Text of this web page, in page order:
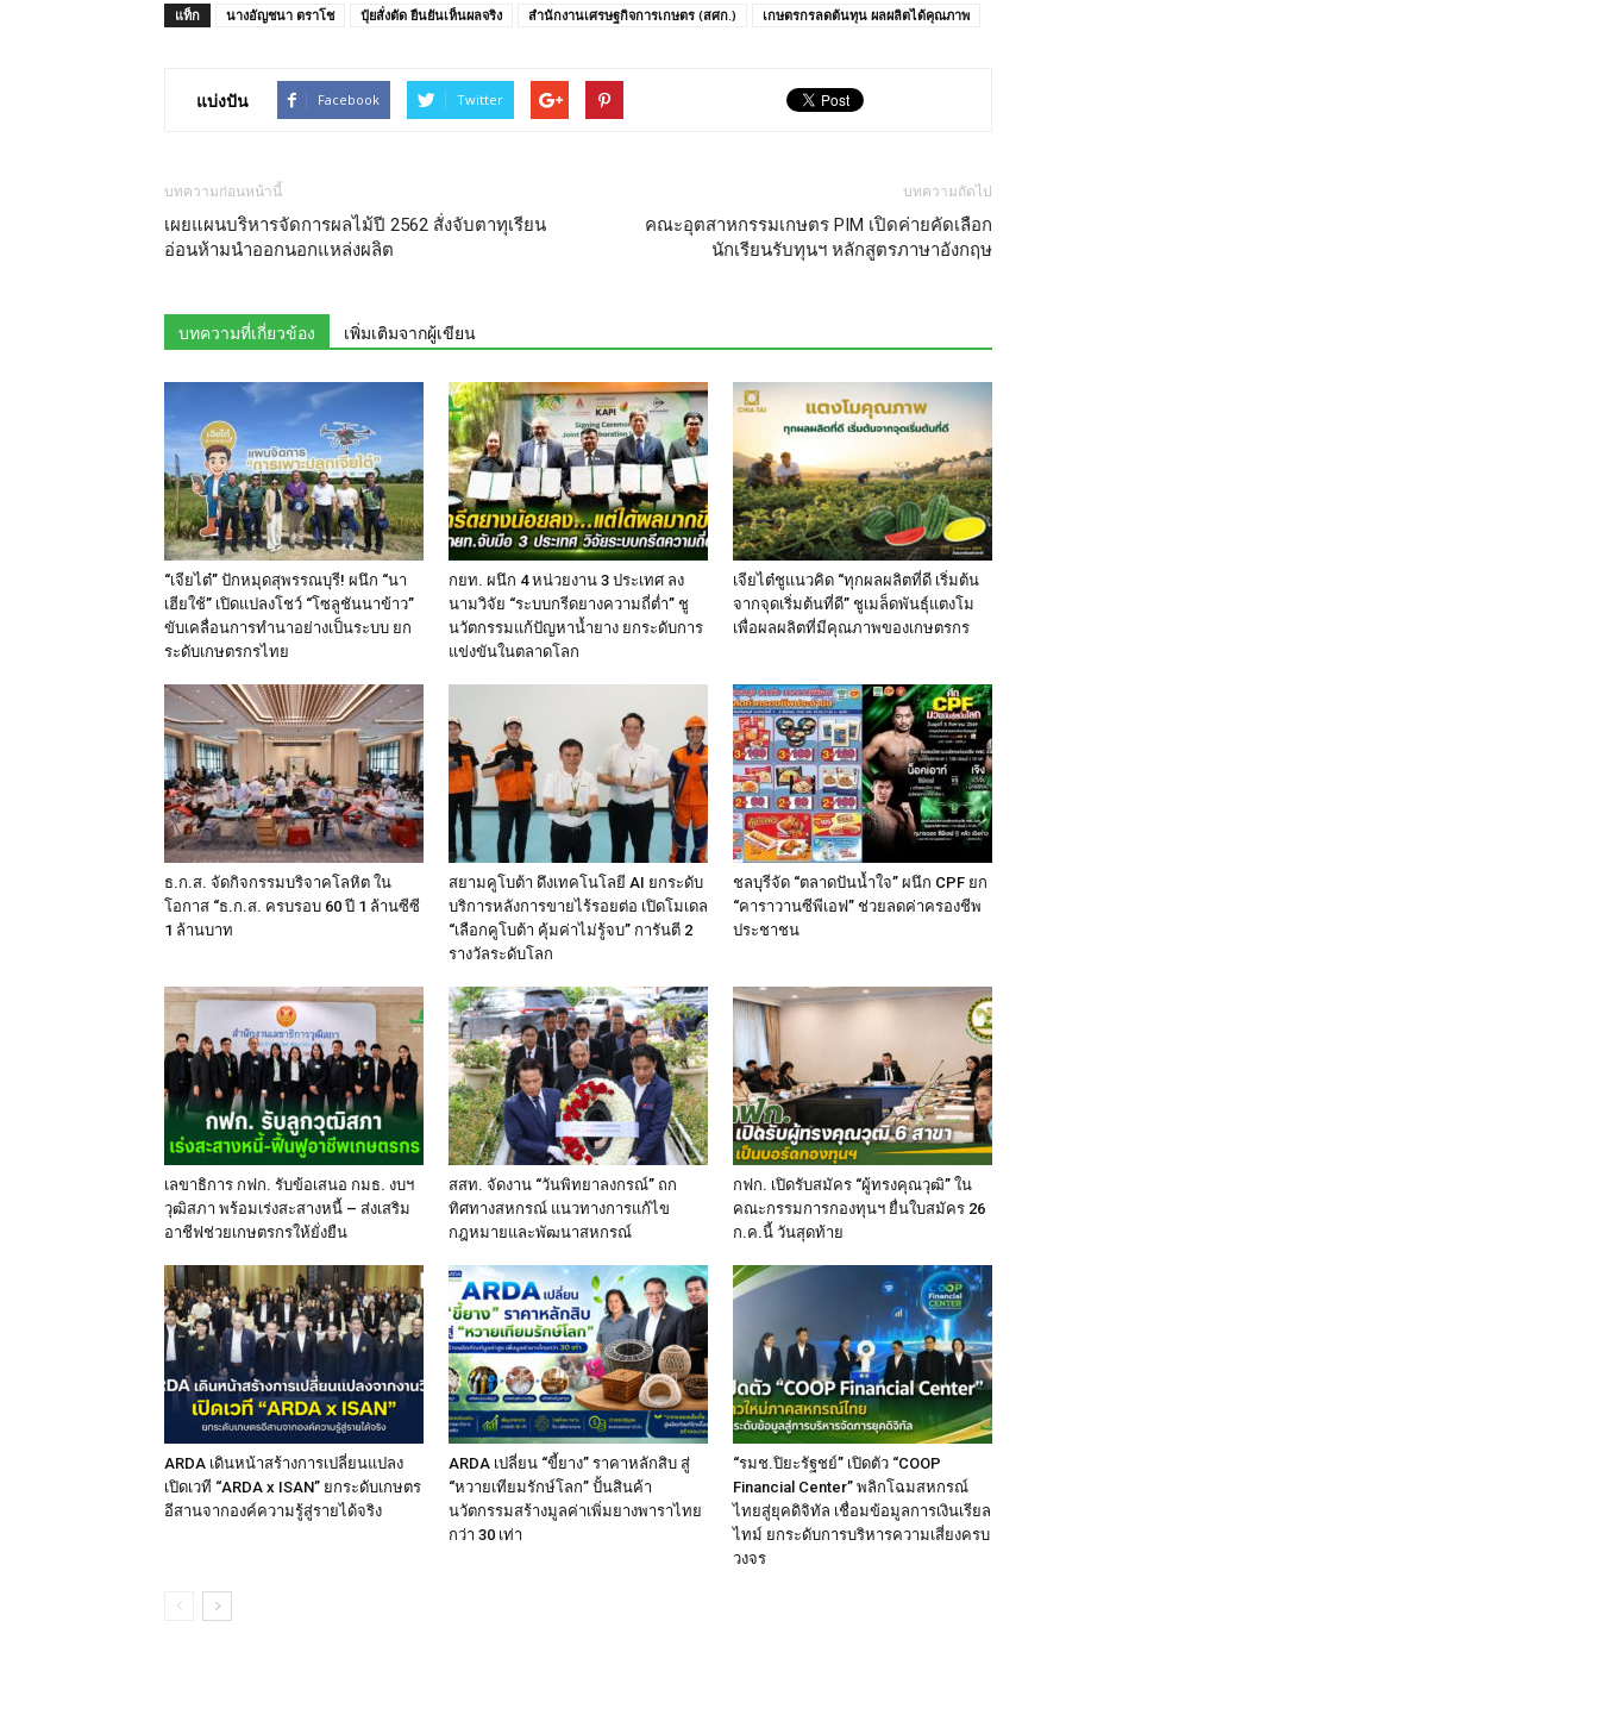
แท็ก นางอัญชนา ตราโช ปุ๋ยสั่งตัด ยืนยันเห็นผลจริง สำนักงานเศรษฐกิจการเกษตร (สศก.) เกษตรกรลดต้นทุน ผลผลิตได้คุณภาพ
แบ่งปัน Facebook Twitter
บทความก่อนหน้านี้
เผยแผนบริหารจัดการผลไม้ปี 2562 สั่งจับตาทุเรียน
อ่อนห้ามนำออกนอกแหล่งผลิต
บทความถัดไป
คณะอุตสาหกรรมเกษตร PIM เปิดค่ายคัดเลือก
นักเรียนรับทุนฯ หลักสูตรภาษาอังกฤษ
บทความที่เกี่ยวข้อง เพิ่มเติมจากผู้เขียน
“เจียไต๋” ปักหมุดสุพรรณบุรี! ผนึก “นา
เฮียใช้” เปิดแปลงโชว์ “โซลูชันนาข้าว”
ขับเคลื่อนการทำนาอย่างเป็นระบบ ยก
ระดับเกษตรกรไทย
กยท. ผนึก 4 หน่วยงาน 3 ประเทศ ลง
นามวิจัย “ระบบกรีดยางความถี่ต่ำ” ชู
นวัตกรรมแก้ปัญหาน้ำยาง ยกระดับการ
แข่งขันในตลาดโลก
เจียไต๋ชูแนวคิด “ทุกผลผลิตที่ดี เริ่มต้น
จากจุดเริ่มต้นที่ดี” ชูเมล็ดพันธุ์แตงโม
เพื่อผลผลิตที่มีคุณภาพของเกษตรกร
ธ.ก.ส. จัดกิจกรรมบริจาคโลหิต ใน
โอกาส “ธ.ก.ส. ครบรอบ 60 ปี 1 ล้านซีซี
1 ล้านบาท
สยามคูโบต้า ดึงเทคโนโลยี AI ยกระดับ
บริการหลังการขายไร้รอยต่อ เปิดโมเดล
“เลือกคูโบต้า คุ้มค่าไม่รู้จบ” การันตี 2
รางวัลระดับโลก
ชลบุรีจัด “ตลาดปันน้ำใจ” ผนึก CPF ยก
“คาราวานซีพีเอฟ” ช่วยลดค่าครองชีพ
ประชาชน
เลขาธิการ กฟก. รับข้อเสนอ กมธ. งบฯ
วุฒิสภา พร้อมเร่งสะสางหนี้ – ส่งเสริม
อาชีฟช่วยเกษตรกรให้ยั่งยืน
สสท. จัดงาน “วันพิทยาลงกรณ์” ถก
ทิศทางสหกรณ์ แนวทางการแก้ไข
กฎหมายและพัฒนาสหกรณ์
กฟก. เปิดรับสมัคร “ผู้ทรงคุณวุฒิ” ใน
คณะกรรมการกองทุนฯ ยื่นใบสมัคร 26
ก.ค.นี้ วันสุดท้าย
ARDA เดินหน้าสร้างการเปลี่ยนแปลง
เปิดเวที “ARDA x ISAN” ยกระดับเกษตร
อีสานจากองค์ความรู้สู่รายได้จริง
ARDA เปลี่ยน “ขี้ยาง” ราคาหลักสิบ สู่
“หวายเทียมรักษ์โลก” ปั้นสินค้า
นวัตกรรมสร้างมูลค่าเพิ่มยางพาราไทย
กว่า 30 เท่า
“รมช.ปิยะรัฐชย์” เปิดตัว “COOP
Financial Center” พลิกโฉมสหกรณ์
ไทยสู่ยุคดิจิทัล เชื่อมข้อมูลการเงินเรียล
ไทม์ ยกระดับการบริหารความเสี่ยงครบ
วงจร